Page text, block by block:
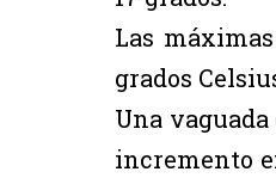
Las
grados
Una
incremento